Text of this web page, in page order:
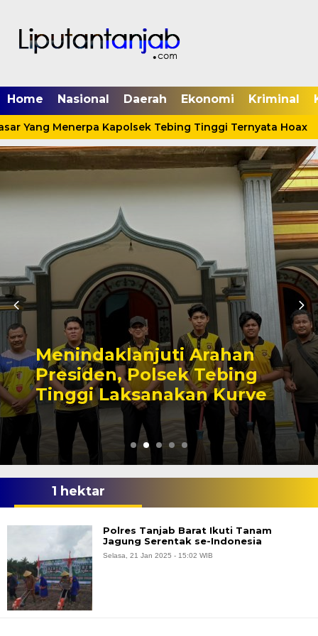
Home Nasional Daerah Ekonomi Kriminal
Yang Menerpa Kapolsek Tebing Tinggi Ternyata Hoax
Arahan
Tebing
Kurve
Cinta
Tewas
Tanjab
1 hektar
Polres Tanjab Barat Ikuti Tanam
Jagung Serentak se-Indonesia
Selasa, 21 Jan 2025 - 15:02 WIB